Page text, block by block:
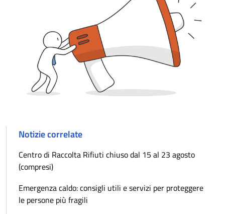
Notizie correlate
Centro di Raccolta Rifiuti chiuso dal 15 al 23 agosto
(compresi)
Emergenza caldo: consigli utili e servizi per proteggere
le persone più fragili